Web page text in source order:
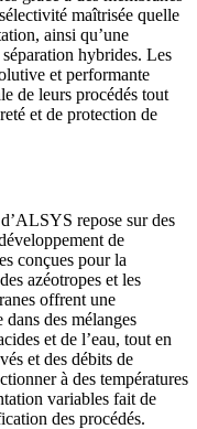
maîtrisée quelle
ainsi qu’une
hybrides. Les
et performante
de leurs procédés tout
et de protection de
repose sur des
de
conçues pour la
azéotropes et les
offrent une
des mélanges
et de l’eau, tout en
et des débits de
à des températures
variables fait de
des procédés.